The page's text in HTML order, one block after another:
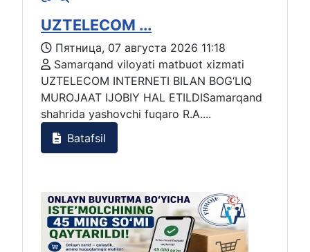
UZTELECOM ...
Пятница, 07 августа 2026 11:18
Samarqand viloyati matbuot xizmati
UZTELECOM INTERNETI BILAN BOG‘LIQ
MUROJAAT IJOBIY HAL ETILDISamarqand
shahrida yashovchi fuqaro R.A....
Batafsil